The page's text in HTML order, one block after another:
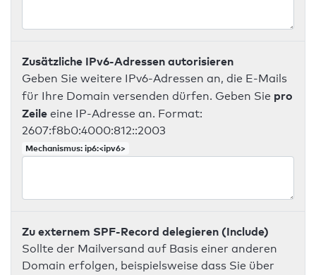
Zusätzliche IPv6-Adressen autorisieren
Geben Sie weitere IPv6-Adressen an, die E-Mails
für Ihre Domain versenden dürfen. Geben Sie pro
Zeile eine IP-Adresse an. Format:
2607:f8b0:4000:812::2003
Mechanismus: ip6:<ipv6>
Zu externem SPF-Record delegieren (Include)
Sollte der Mailversand auf Basis einer anderen
Domain erfolgen, beispielsweise dass Sie über